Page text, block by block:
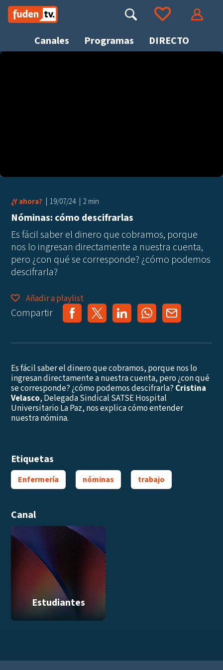
Saltar
contenido
Canales Programas DIRECTO
Buscar Ir a tus favoritos
¿Y ahora? 19/07/24 2 min
Nóminas: cómo descifrarlas
Es fácil saber el dinero que cobramos, porque
nos lo ingresan directamente a nuestra cuenta,
pero ¿con qué se corresponde? ¿cómo podemos
descifrarla?
Añadir a playlist
Compartir
Es fácil saber el dinero que cobramos, porque nos lo
ingresan directamente a nuestra cuenta, pero ¿con qué
se corresponde? ¿cómo podemos descifrarla? Cristina
Velasco, Delegada Sindical SATSE Hospital
Universitario La Paz, nos explica cómo entender
nuestra nómina.
Etiquetas
Enfermería nóminas trabajo
Canal
Estudiantes